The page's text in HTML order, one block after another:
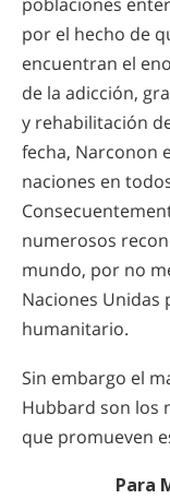
por el hecho de
encuentran el
de la adicción,
y rehabilitación
fecha, Narconon
naciones en
numerosos
mundo, por no
Naciones
humanitario.
Sin embargo el
Hubbard son los
que promueven
Para